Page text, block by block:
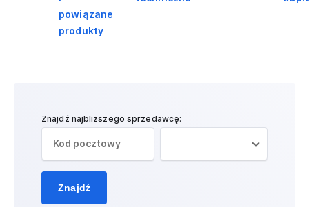
powiązane
produkty
Znajdź najbliższego sprzedawcę:
Znajdź